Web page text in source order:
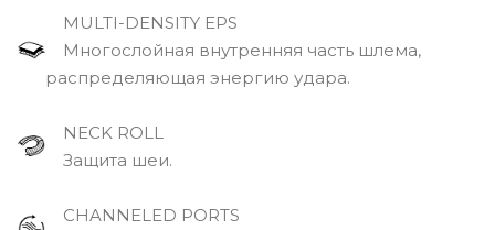
MULTI-DENSITY EPS
Многослойная внутренняя часть шлема,
распределяющая энергию удара.
NECK ROLL
Защита шеи.
CHANNELED PORTS